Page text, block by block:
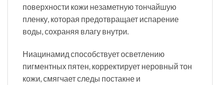
поверхности кожи незаметную тончайшую
пленку, которая предотвращает испарение
воды, сохраняя влагу внутри.
Ниацинамид способствует осветлению
пигментных пятен, корректирует неровный тон
кожи, смягчает следы постакне и